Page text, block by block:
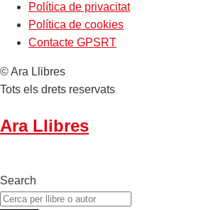
Política de privacitat
Política de cookies
Contacte GPSRT
© Ara Llibres
Tots els drets reservats
Ara Llibres
Search